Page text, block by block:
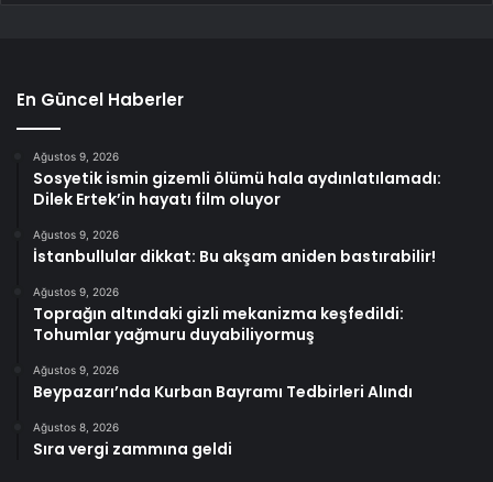
En Güncel Haberler
Ağustos 9, 2026
Sosyetik ismin gizemli ölümü hala aydınlatılamadı:
Dilek Ertek’in hayatı film oluyor
Ağustos 9, 2026
İstanbullular dikkat: Bu akşam aniden bastırabilir!
Ağustos 9, 2026
Toprağın altındaki gizli mekanizma keşfedildi:
Tohumlar yağmuru duyabiliyormuş
Ağustos 9, 2026
Beypazarı’nda Kurban Bayramı Tedbirleri Alındı
Ağustos 8, 2026
Sıra vergi zammına geldi